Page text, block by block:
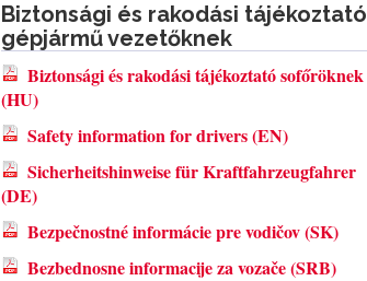
Biztonsági és rakodási tájékoztató
gépjármű vezetőknek
Biztonsági és rakodási tájékoztató sofőröknek
(HU)
Safety information for drivers (EN)
Sicherheitshinweise für Kraftfahrzeugfahrer
(DE)
Bezpečnostné informácie pre vodičov (SK)
Bezbednosne informacije za vozače (SRB)